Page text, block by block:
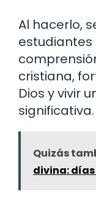
Al hacerlo,
cristiana,
Dios y vivir
significativa.
Quizás
divina: días